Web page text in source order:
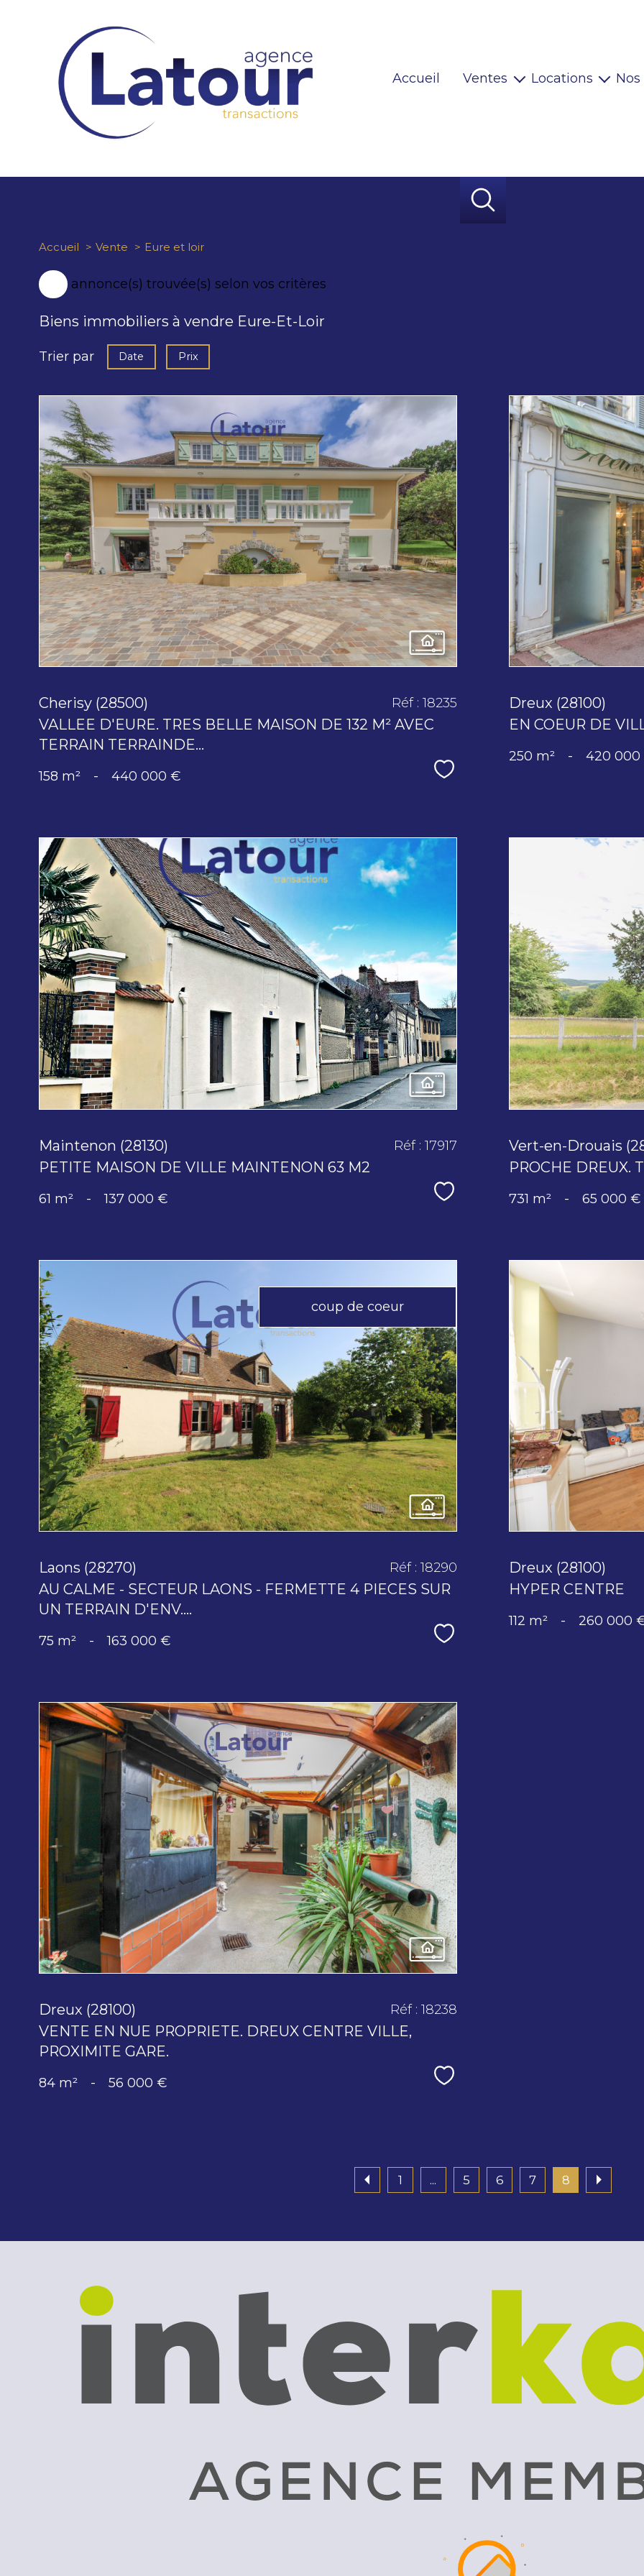
Accueil Ventes
Locaux pro
Immeubles
Locations
Accueil Vente Eure et loir
annonce(s) trouvée(s) selon vos critères
Biens immobiliers à vendre Eure-Et-Loir
Trier par Date Prix
voir le
bien
Cherisy (28500)
VALLEE D'EURE. TRES BELLE MAISON DE 132 M² AVEC
TERRAIN TERRAINDE...
Réf : 18235
158 m² - 440 000 € Sélectionner
Dreux (28100)
EN COEUR DE
250 m² - 420
voir le
bien
Maintenon (28130)
PETITE MAISON DE VILLE MAINTENON 63 M2
Réf : 17917
61 m² - 137 000 € Sélectionner
Vert-en-Drouais
PROCHE DREUX.
731 m² - 65 000 €
coup de coeur
voir le
bien
Laons (28270)
AU CALME - SECTEUR LAONS - FERMETTE 4 PIECES SUR
UN TERRAIN D'ENV....
Réf : 18290
75 m² - 163 000 € Sélectionner
Dreux (28100)
HYPER CENTRE
112 m² - 260 000
voir le
bien
Dreux (28100)
VENTE EN NUE PROPRIETE. DREUX CENTRE VILLE,
PROXIMITE GARE.
Réf : 18238
84 m² - 56 000 € Sélectionner
1 ... 5 6 7 8